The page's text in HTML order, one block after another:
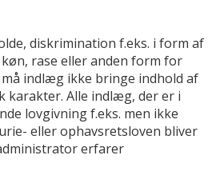
diskrimination f.eks. i form af
rase eller anden form for
indlæg ikke bringe indhold af
karakter. Alle indlæg, der er i
lovgivning f.eks. men ikke
eller ophavsretsloven bliver
erfarer